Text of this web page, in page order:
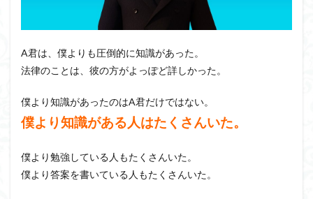
A君は、僕よりも圧倒的に知識があった。
法律のことは、彼の方がよっぽど詳しかった。
僕より知識があったのはA君だけではない。
僕より知識がある人はたくさんいた。
僕より勉強している人もたくさんいた。
僕より答案を書いている人もたくさんいた。